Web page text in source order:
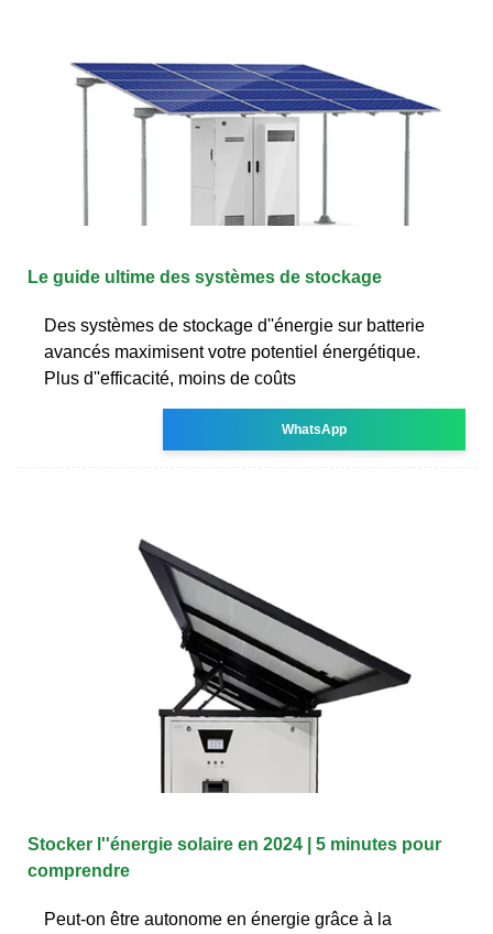
Le guide ultime des systèmes de stockage
Des systèmes de stockage d''énergie sur batterie
avancés maximisent votre potentiel énergétique.
Plus d''efficacité, moins de coûts
WhatsApp
Stocker l''énergie solaire en 2024 | 5 minutes pour
comprendre
Peut-on être autonome en énergie grâce à la